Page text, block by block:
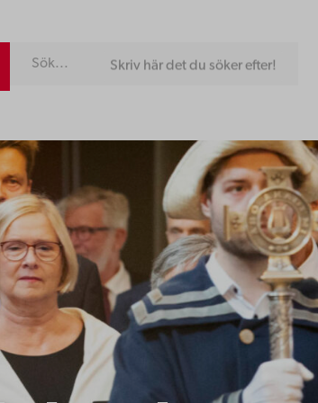
Skriv här det du söker efter!